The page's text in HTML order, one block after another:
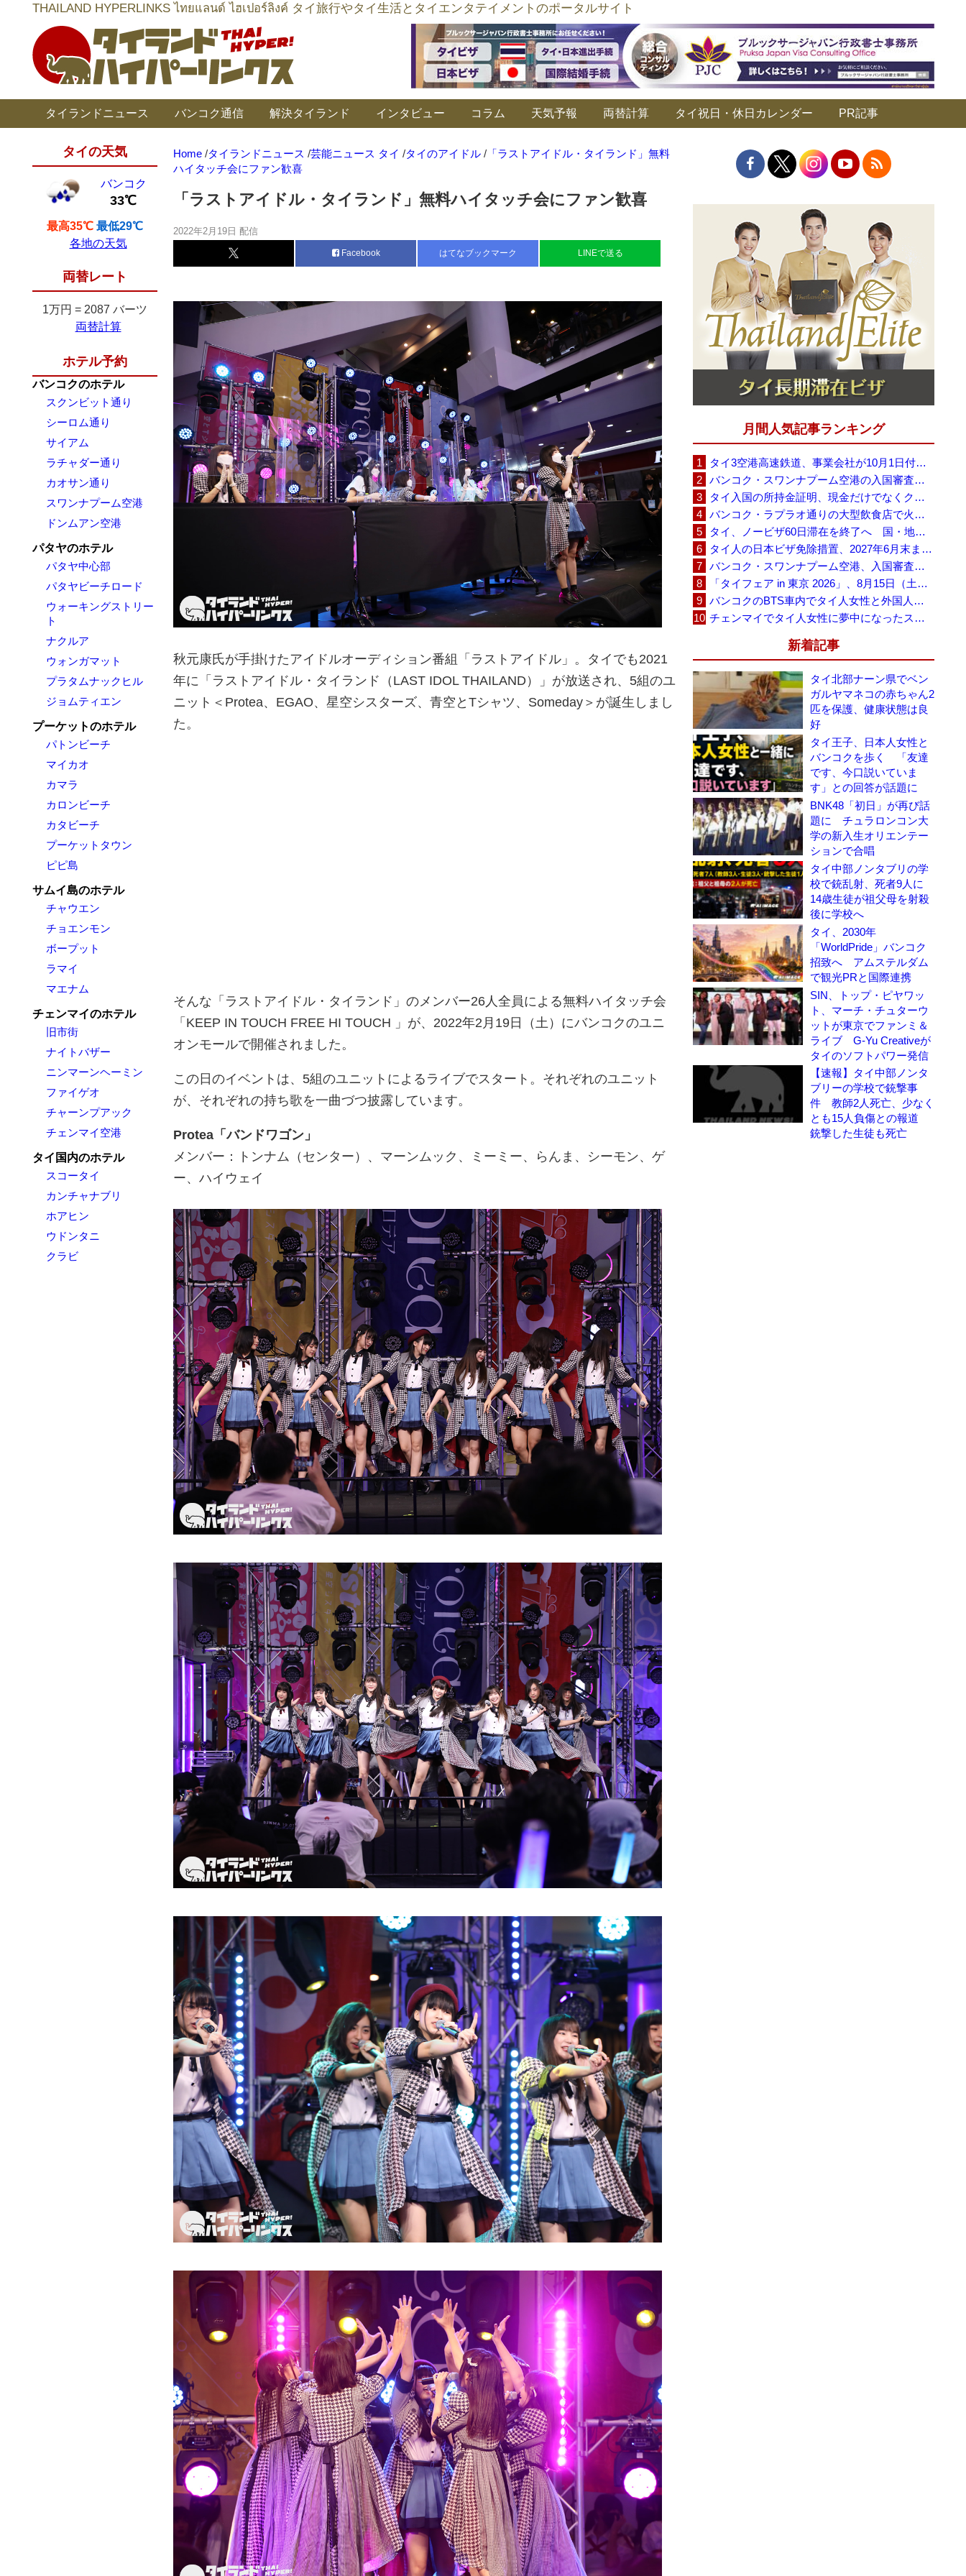
THAILAND HYPERLINKS ไทยแลนด์ ไฮเปอร์ลิงค์ タイ旅行やタイ生活とタイエンタテイメントのポータルサイト
タイランドニュース バンコク通信 解決タイランド インタビュー コラム 天気予報 両替計算 タイ祝日・休日カレンダー PR記事
タイの天気
バンコク
33℃
最高35℃ 最低29℃
各地の天気
両替レート
1万円 = 2087 バーツ
両替計算
ホテル予約
バンコクのホテル
スクンビット通り
シーロム通り
サイアム
ラチャダー通り
カオサン通り
スワンナプーム空港
ドンムアン空港
パタヤのホテル
パタヤ中心部
パタヤビーチロード
ウォーキングストリー
ト
ナクルア
ウォンガマット
プラタムナックヒル
ジョムティエン
プーケットのホテル
パトンビーチ
マイカオ
カマラ
カロンビーチ
カタビーチ
プーケットタウン
ピピ島
サムイ島のホテル
チャウエン
チョエンモン
ボープット
ラマイ
マエナム
チェンマイのホテル
旧市街
ナイトバザー
ニンマーンヘーミン
ファイゲオ
チャーンプアック
チェンマイ空港
タイ国内のホテル
スコータイ
カンチャナブリ
ホアヒン
ウドンタニ
クラビ
Home /タイランドニュース /芸能ニュース タイ /タイのアイドル / 「ラストアイドル・タイランド」無料
ハイタッチ会にファン歓喜
「ラストアイドル・タイランド」無料ハイタッチ会にファン歓喜
2022年2月19日 配信
Facebook はてなブックマーク LINEで送る
秋元康氏が手掛けたアイドルオーディション番組「ラストアイドル」。タイでも2021
年に「ラストアイドル・タイランド（LAST IDOL THAILAND）」が放送され、5組のユ
ニット＜Protea、EGAO、星空シスターズ、青空とTシャツ、Someday＞が誕生しまし
た。
そんな「ラストアイドル・タイランド」のメンバー26人全員による無料ハイタッチ会
「KEEP IN TOUCH FREE HI TOUCH 」が、2022年2月19日（土）にバンコクのユニ
オンモールで開催されました。
この日のイベントは、5組のユニットによるライブでスタート。それぞれのユニット
が、それぞれの持ち歌を一曲づつ披露しています。
Protea「バンドワゴン」
メンバー：トンナム（センター）、マーンムック、ミーミー、らんま、シーモン、ゲ
ー、ハイウェイ
月間人気記事ランキング
タイ3空港高速鉄道、事業会社が10月1日付の契約終了を通知 「現時点での撤退決定ではない」
バンコク・スワンナプーム空港の入国審査に長蛇の列、SNSで「3～4時間待ち」との投稿が拡散
タイ入国の所持金証明、現金だけでなくクレジットカードや銀行明細も提示可能
バンコク・ラプラオ通りの大型飲食店で火災、27人死亡・多数負傷
タイ、ノービザ60日滞在を終了へ 国・地域別に30日・15日へ再編
タイ人の日本ビザ免除措置、2027年6月末まで延長 不安広がる中でひとまず安堵
バンコク・スワンナプーム空港、入国審査で2～3時間待ちの時間帯も 審査厳格化と人員不足が影響か
「タイフェア in 東京 2026」、8月15日（土）・16日（日）に代々木公園で開催
バンコクのBTS車内でタイ人女性と外国人学生グループが口論、騒音めぐる動画が拡散
チェンマイでタイ人女性に夢中になったスウェーデン人男性、全財産を失い捨てられる
新着記事
タイ北部ナーン県でベン
ガルヤマネコの赤ちゃん2
匹を保護、健康状態は良
好
タイ王子、日本人女性と
バンコクを歩く 「友達
です、今口説いていま
す」との回答が話題に
BNK48「初日」が再び話
題に チュラロンコン大
学の新入生オリエンテー
ションで合唱
タイ中部ノンタブリの学
校で銃乱射、死者9人に
14歳生徒が祖父母を射殺
後に学校へ
タイ、2030年
「WorldPride」バンコク
招致へ アムステルダム
で観光PRと国際連携
SIN、トップ・ピヤワッ
ト、マーチ・チュターウ
ットが東京でファンミ＆
ライブ G-Yu Creativeが
タイのソフトパワー発信
【速報】タイ中部ノンタ
ブリーの学校で銃撃事
件 教師2人死亡、少なく
とも15人負傷との報道
銃撃した生徒も死亡